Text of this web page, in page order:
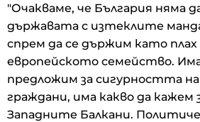
"Очакваме, че България няма
държавата с изтеклите
спрем да се държим като
европейското семейство.
предложим за сигурността
граждани, има какво да кажем
Западните Балкани.